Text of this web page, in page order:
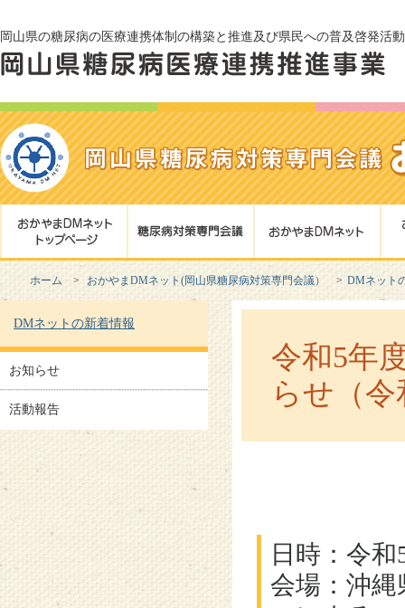
岡山県の糖尿病の医療連携体制の構築と推進及び県民への普及啓発活
ホーム おかやまDMネット(岡山県糖尿病対策専門会議） DMネット
令和5年
らせ（
日時：令和
会場：沖縄
DMネットの新着情報
お知らせ
活動報告